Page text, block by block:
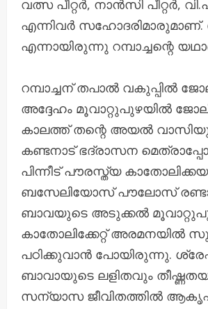
വത്സ പീറ്റർ, നാൻസി പീറ്റർ,
എന്നിവർ
എന്നായിരുന്നു റമ്പാച്ചന്റെ
റമ്പാച്ചന് തപാൽ വകുപ്പിൽ
അദ്ദേഹം മൂവാറ്റുപുഴയിൽ
കാലത്ത് തന്റെ അയൽ
കണ്ടനാട് ഭദ്രാസന
പിന്നീട് പൗരസ്ത്യ
ബസേലിയോസ് പൗലോസ്
ബാവയുടെ അടുക്കൽ
കാതോലിക്കേറ്റ് അരമനയിൽ
പഠിക്കുവാൻ പോയിരുന്നു.
ബാവായുടെ ലളിതവും
സന്യാസ ജീവിതത്തിൽ